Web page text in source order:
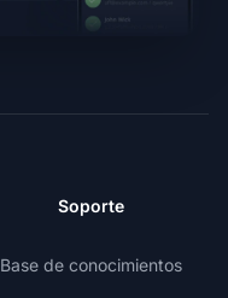
Soporte
Base de conocimientos